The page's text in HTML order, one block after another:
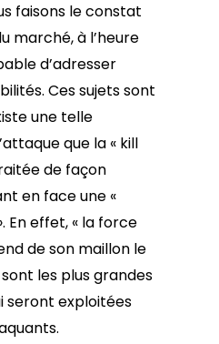
faisons le constat
marché, à l’heure
d’adresser
Ces sujets sont
une telle
que la « kill
de façon
en face une «
En effet, « la force
de son maillon le
les plus grandes
seront exploitées